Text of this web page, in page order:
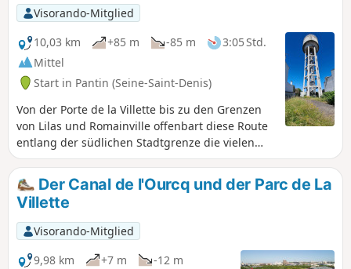
Visorando-Mitglied
10,03 km
+85 m -85 m
3:05 Std.
Mittel
Start in Pantin (Seine-Saint-Denis)
Von der Porte de la Villette bis zu den Grenzen
von Lilas und Romainville offenbart diese Route
entlang der südlichen Stadtgrenze die vielen
Gesichter von Pantin: vom kosmopolitischen
Viertel Quatre-Chemins über die Pavillons am
Fuße des TDF-Turms und die Handwerks- und
Industriegebiete bis hin zur Erneuerung des
Canal de l'Ourcq.
Der Canal de l'Ourcq und der Parc de La
Villette
Visorando-Mitglied
9,98 km
+7 m
-12 m